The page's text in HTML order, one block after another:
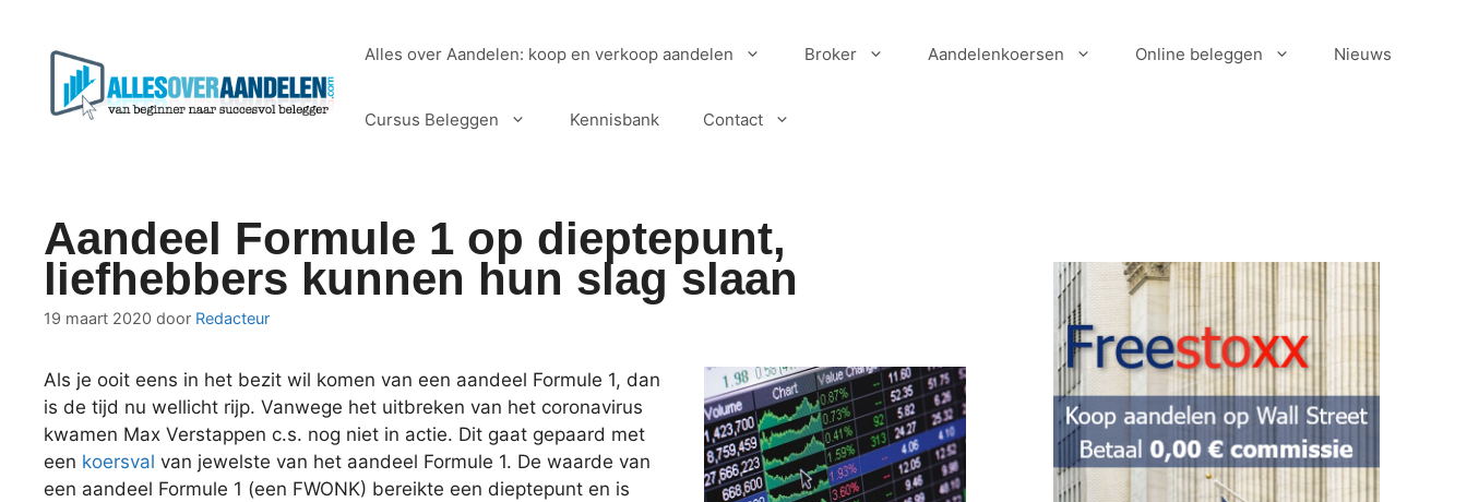
Alles over Aandelen: koop en verkoop aandelen Broker Aandelenkoersen Online beleggen Nieuws
Cursus Beleggen Kennisbank Contact
Aandeel Formule 1 op dieptepunt,
liefhebbers kunnen hun slag slaan
19 maart 2020 door Redacteur
Als je ooit eens in het bezit wil komen van een aandeel Formule 1, dan
is de tijd nu wellicht rijp. Vanwege het uitbreken van het coronavirus
kwamen Max Verstappen c.s. nog niet in actie. Dit gaat gepaard met
een koersval van jewelste van het aandeel Formule 1. De waarde van
een aandeel Formule 1 (een FWONK) bereikte een dieptepunt en is